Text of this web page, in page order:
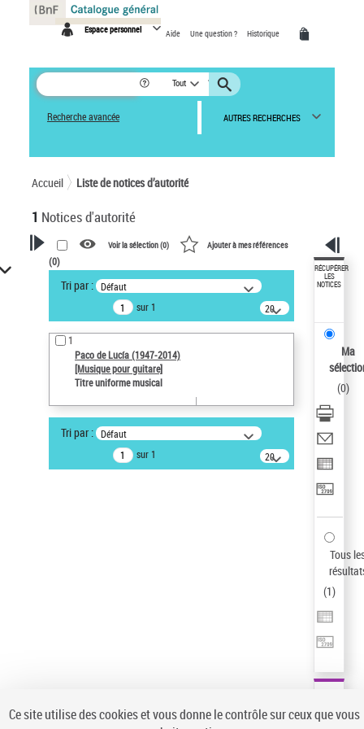
Espace personnel Aide Une question ? Historique
Tout
Recherche avancée AUTRES RECHERCHES
Accueil Liste de notices d’autorité
1 Notices d'autorité
VOTRE RECHERCHE
Recherche avancée dans les
notices d’autorité
Œuvres liées à l'auteur :
Paco de Lucía (1947-2014)
Type de notice d'autorité
ne s'applique pas
Sauvegarder votre recherche
Voir la sélection (0) Ajouter à mes références
(0)
Tri par : Défaut
sur 1
20
résultats/page
1
Paco de Lucía (1947-2014)
[Musique pour guitare]
Titre uniforme musical
Tri par : Défaut
sur 1
20
résultats/page
RÉCUPÉRER
LES
NOTICES
Ma
(0)
Tous
(1)
Panneau de gestion des cookies
Ce site utilise des cookies et vous donne le contrôle sur ceux que vous